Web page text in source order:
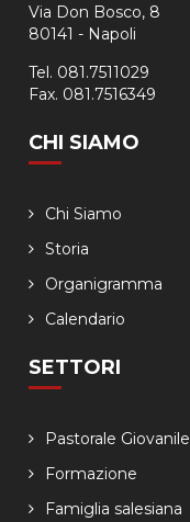
Via Don Bosco, 8
80141 - Napoli
Tel. 081.7511029
Fax. 081.7516349
CHI SIAMO
Chi Siamo
Storia
Organigramma
Calendario
SETTORI
Pastorale Giovanile
Formazione
Famiglia salesiana